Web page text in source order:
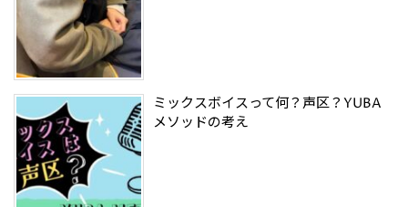
ミックスボイスって何？声区？YUBA
メソッドの考え